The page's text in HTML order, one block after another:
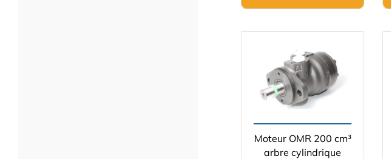
Moteur OMR 200 cm³
arbre cylindrique